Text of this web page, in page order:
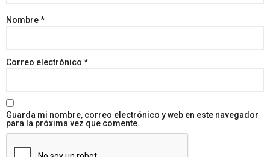
Nombre*
Correo electrónico *
Guarda mi nombre, correo electrónico y web en este navegador
para la próxima vez que comente.